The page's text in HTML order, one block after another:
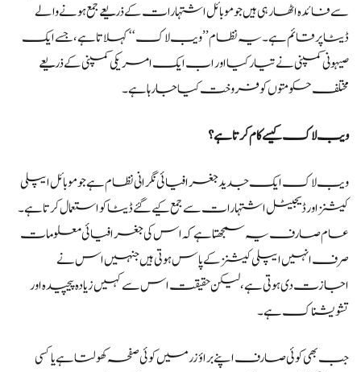
سے فائدہ اٹھا رہی ہیں جو موبائل اشتہارات کے ذریعے جمع ہونے والے
ڈیٹا پر قائم ہے۔ یہ نظام ’’ویب لاک‘‘ کہلاتا ہے، جسے ایک
صیہونی کمپنی نے تیار کیا اور اب ایک امریکی کمپنی کے ذریعے
مختلف حکومتوں کو فروخت کیا جا رہا ہے۔
ویب لاک کیسے کام کرتا ہے؟
ویب لاک ایک جدید جغرافیائی نگرانی نظام ہے جو موبائل ایپلی
کیشنز اور ڈیجیٹل اشتہارات سے جمع کیے گئے ڈیٹا کو استعمال کرتا ہے۔
عام صارف یہ سمجھتا ہے کہ اس کی جغرافیائی معلومات
صرف انہیں ایپلی کیشنز کے پاس ہوتی ہیں جنہیں اس نے
اجازت دی ہوتی ہے، لیکن حقیقت اس سے کہیں زیادہ پیچیدہ اور
تشویشناک ہے۔
جب بھی کوئی صارف اپنے براؤزر میں کوئی صفحہ کھولتا ہے یا کسی